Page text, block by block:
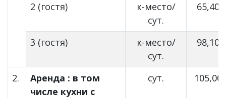
2 (гостя)
к-место/
сут.
65,40
3 (гостя)
к-место/
сут.
98,10
2.
Аренда : в том
числе кухни с
сут. 105,00